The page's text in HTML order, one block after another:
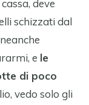
deve
schizzati dal
e le
di poco
vedo solo gli